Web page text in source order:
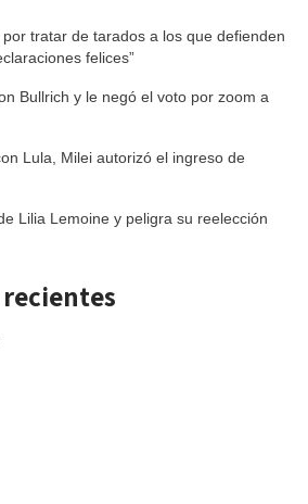
tratar de tarados a los que defienden
felices”
Bullrich y le negó el voto por zoom a
Lula, Milei autorizó el ingreso de
Lilia Lemoine y peligra su reelección